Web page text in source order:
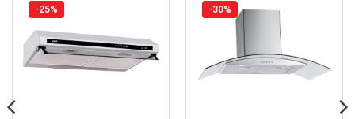
-25% -30%